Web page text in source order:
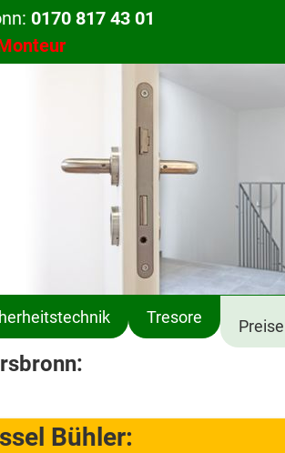
0170 817 43 01
Tresore Preise
Bühler: